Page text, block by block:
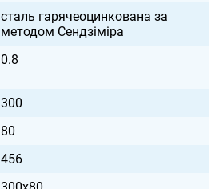
сталь гарячеоцинкована за
методом Сендзіміра
0.8
300
80
456